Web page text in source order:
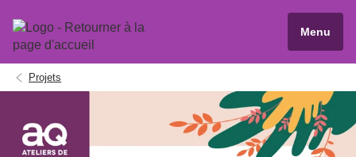
Menu
Projets